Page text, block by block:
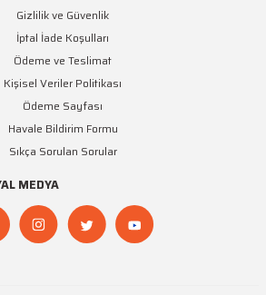
Gizlilik ve Güvenlik
İptal İade Koşulları
Ödeme ve Teslimat
Kişisel Veriler Politikası
Ödeme Sayfası
Havale Bildirim Formu
Sıkça Sorulan Sorular
MEDYA